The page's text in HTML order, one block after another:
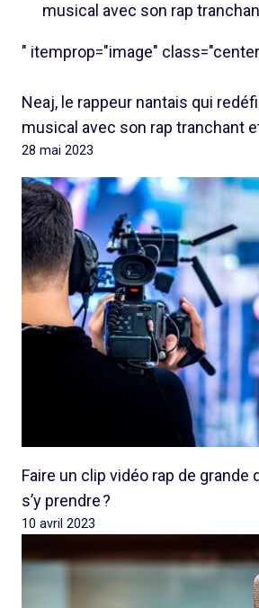
musical avec son rap
" itemprop="image"
Neaj, le rappeur nantais qui
musical avec son rap tranchant
28 mai 2023
Faire un clip vidéo rap de grande
s’y prendre ?
10 avril 2023